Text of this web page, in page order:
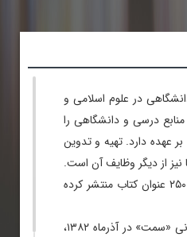
در علوم اسلامی و
درسی و دانشگاهی را
عهده دارد. تهیه و تدوین
از دیگر وظایف آن است.
در همین راستا تاکنون بیش از ۲۵۰۰ عنوان کتاب منتشر کرده
مرکز تحقیق و توسعه علوم انسانی «سمت» در آذرماه ۱۳۸۲،